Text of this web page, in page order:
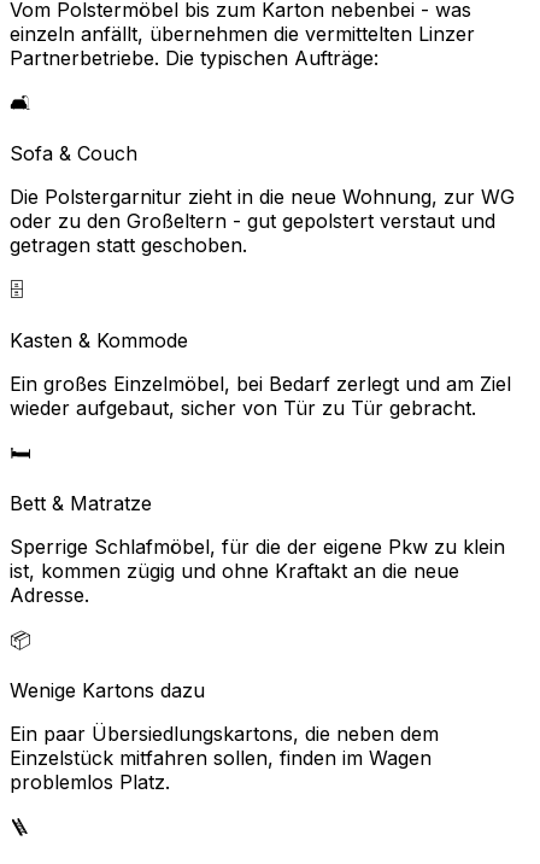
Vom Polstermöbel bis zum Karton nebenbei - was
einzeln anfällt, übernehmen die vermittelten Linzer
Partnerbetriebe. Die typischen Aufträge:
🛋️
Sofa & Couch
Die Polstergarnitur zieht in die neue Wohnung, zur WG
oder zu den Großeltern - gut gepolstert verstaut und
getragen statt geschoben.
🗄️
Kasten & Kommode
Ein großes Einzelmöbel, bei Bedarf zerlegt und am Ziel
wieder aufgebaut, sicher von Tür zu Tür gebracht.
🛏️
Bett & Matratze
Sperrige Schlafmöbel, für die der eigene Pkw zu klein
ist, kommen zügig und ohne Kraftakt an die neue
Adresse.
📦
Wenige Kartons dazu
Ein paar Übersiedlungskartons, die neben dem
Einzelstück mitfahren sollen, finden im Wagen
problemlos Platz.
🪜